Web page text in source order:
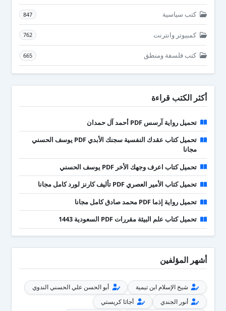
كتب سياسية 847
كمبيوتر وانترنت 762
كتب فلسفة ومنطق 665
أكثر الكتب قراءة
تحميل رواية آرسس PDF أحمد آل حمدان
تحميل كتاب عقدك النفسية سجنك الأبدي PDF يوسف الحسني
مجانا
تحميل كتاب اعرف وجهك الأخر PDF يوسف الحسني
تحميل كتاب الأمير العصري PDF تأليف كارنز لورد كامل مجانا
تحميل رواية إذما PDF محمد صادق كامل مجانا
تحميل كتاب علم البيئة مقررات PDF السعودية 1443
أشهر المؤلفين
شيخ الإسلام ابن تيمية
أبو الحسن علي الحسني الندوي
أنور الجندي
أجاثا كريستي